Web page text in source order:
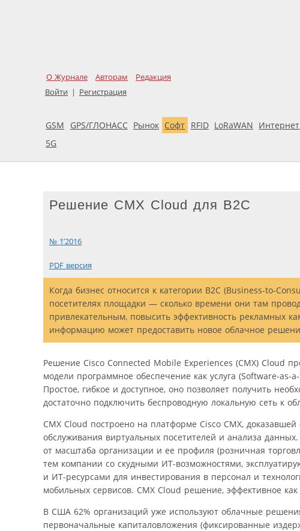
О Журнале Авторам
Редакция
Войти | Регистрация
GSM GPS/ГЛОНАСС Рынок Софт RFID LoRaWAN
5G
Решение CMX Cloud для B2C
№ 1’2016
PDF версия
Когда бизнес относится к категории B2C (Business-to-
посетителях площадки — сколько времени они там
привлекательным, повысить эффективность рекламных
информацию может предоставить новое облачное
Решение Cisco Connected Mobile Experiences (CMX) Cloud
модели программное обеспечение как услуга (Software-as-a-
Простое, гибкое и доступное, оно позволяет получить
достаточно подключить беспроводную локальную сеть к
CMX Cloud построено на платформе Cisco CMX,
обслуживания виртуальных посетителей и анализа
от масштаба организации и ее профиля (розничная
тем компании со скудными ИТ-возможностями,
и ИТ-ресурсами для инвестирования в персонал и
мобильных сервисов. CMX Cloud решение, эффективное
В США 62% организаций уже используют облачные
первоначальные капиталовложения (фиксированные